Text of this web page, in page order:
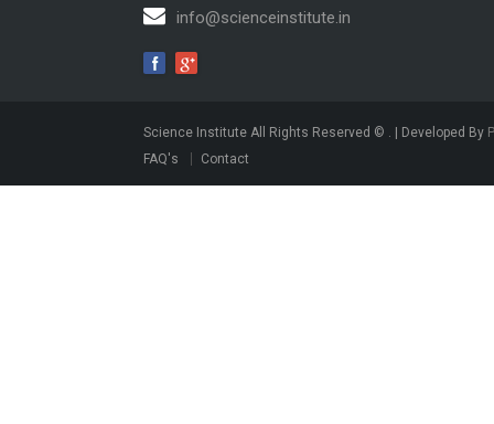
info@scienceinstitute.in
Science Institute All Rights Reserved © . | Developed By
FAQ's
Contact